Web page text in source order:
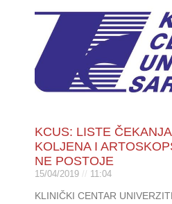
KCUS: LISTE
KOLJENA I
NE POSTOJE
15/04/2019 11:04
KLINIČKI CENTAR